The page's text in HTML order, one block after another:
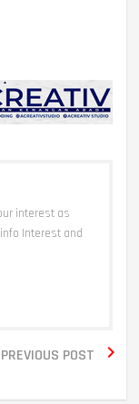
interest as
Interest and
PREVIOUS POST 